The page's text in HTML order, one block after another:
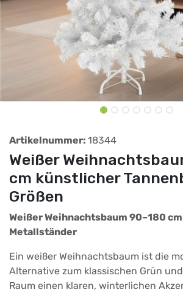
Artikelnummer: 18344
Weißer
cm künstlicher
Größen
Weißer Weihnachtsbaum 90–180
Metallständer
Ein weißer Weihnachtsbaum ist die
Alternative zum klassischen Grün
Raum einen klaren, winterlichen